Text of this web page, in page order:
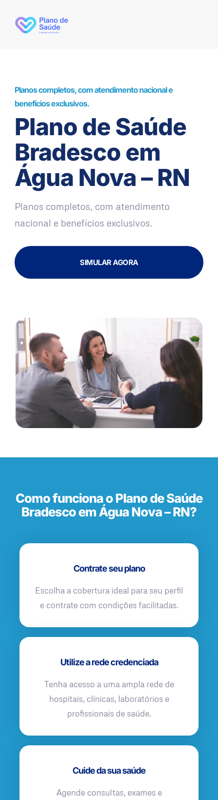
Planos completos, com atendimento nacional e
benefícios exclusivos.
Plano de Saúde
Bradesco em
Água Nova – RN
Planos completos, com atendimento
nacional e benefícios exclusivos.
SIMULAR AGORA
Como funciona o Plano de Saúde
Bradesco em Água Nova – RN?
Contrate seu plano
Escolha a cobertura ideal para seu perfil
e contrate com condições facilitadas.
Utilize a rede credenciada
Tenha acesso a uma ampla rede de
hospitais, clínicas, laboratórios e
profissionais de saúde.
Cuide da sua saúde
Agende consultas, exames e